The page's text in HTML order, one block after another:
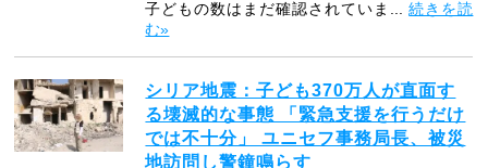
子どもの数はまだ確認されていま...続きを読
む»
シリア地震：子ども370万人が直面す
る壊滅的な事態 「緊急支援を行うだけ
では不十分」 ユニセフ事務局長、被災
地訪問し警鐘鳴らす